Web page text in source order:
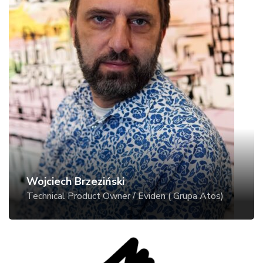
Wojciech Brzeziński
Technical Product Owner / Eviden ( Grupa Atos)
Wojciech Brzeziński
Technical Product Owner / Eviden ( Grupa Atos)
Od 26 lat pracuje w świecie IT. Na początku
swojej kariery zdobywał doświadczenie na
różnych stanowiskach związanych z administracją
systemami informatycznymi. Od 2014 roku
rozwija się w obszarze usług i architektury
technicznej dla rozwiązań oferowanych
kluczowym klientom Atos i Eviden. Dzięki
doświadczeniu zdobytemu w ścisłej współpracy z
klientami oraz wiedzy z różnych obszarów IT – od
aplikacji po infrastrukturę, łączy świat biznesu z
rozumianym bezpieczeństwem i jego wpływem
na architekturę i procesy biznesowe. Obecnie jako